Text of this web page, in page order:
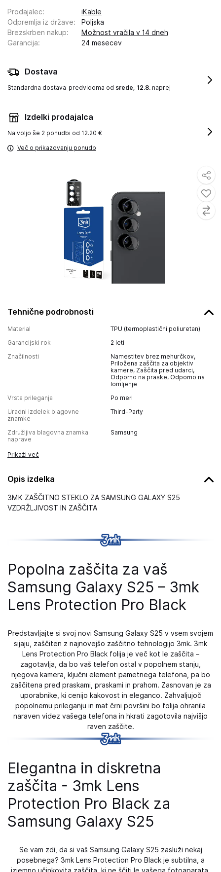
Tehnične podrobnosti
Material
TPU (termoplastični poliuretan)
Garancijski rok
2 leti
Značilnosti
Namestitev brez mehurčkov,
Priložena zaščita za objektiv
kamere, Zaščita pred udarci,
Odporno na praske, Odporno na
lomljenje
Vrsta prileganja
Po meri
Uradni izdelek blagovne
znamke
Third-Party
Združljiva blagovna znamka
naprave
Samsung
Prikaži več
Opis izdelka
3MK ZAŠČITNO STEKLO ZA SAMSUNG GALAXY S25
VZDRŽLJIVOST IN ZAŠČITA
Popolna zaščita za vaš
Samsung Galaxy S25 – 3mk
Lens Protection Pro Black
Predstavljajte si svoj novi Samsung Galaxy S25 v vsem svojem
sijaju, zaščiten z najnovejšo zaščitno tehnologijo 3mk. 3mk
Lens Protection Pro Black folija je več kot le zaščita –
zagotavlja, da bo vaš telefon ostal v popolnem stanju,
njegova kamera, ključni element pametnega telefona, pa bo
zaščitena pred praskami, praskami in prahom. Zasnovan je za
uporabnike, ki cenijo kakovost in eleganco. Zahvaljujoč
popolnemu prileganju in mat črni površini bo folija ohranila
naraven videz vašega telefona in hkrati zagotovila najvišjo
raven zaščite.
Elegantna in diskretna
zaščita - 3mk Lens
Protection Pro Black za
Samsung Galaxy S25
Se vam zdi, da si vaš Samsung Galaxy S25 zasluži nekaj
posebnega? 3mk Lens Protection Pro Black je subtilna, a
izjemno učinkovita zaščita, ki ne ščiti le vašega fotoaparata,
Prodajalec:
iKable
Odpremlja iz države:
Poljska
Brezskrben nakup:
Možnost vračila v 14 dneh
Garancija: 24 mesecev
Dostava
Standardna dostava predvidoma od srede, 12.8. naprej
Izdelki prodajalca
Na voljo še 2 ponudbi od 12.20 €
Več o prikazovanju ponudb